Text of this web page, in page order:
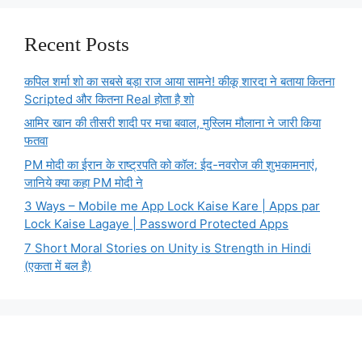
Recent Posts
कपिल शर्मा शो का सबसे बड़ा राज आया सामने! कीकू शारदा ने बताया कितना
Scripted और कितना Real होता है शो
आमिर खान की तीसरी शादी पर मचा बवाल, मुस्लिम मौलाना ने जारी किया
फतवा
PM मोदी का ईरान के राष्ट्रपति को कॉल: ईद-नवरोज की शुभकामनाएं,
जानिये क्या कहा PM मोदी ने
3 Ways – Mobile me App Lock Kaise Kare | Apps par
Lock Kaise Lagaye | Password Protected Apps
7 Short Moral Stories on Unity is Strength in Hindi
(एकता में बल है)